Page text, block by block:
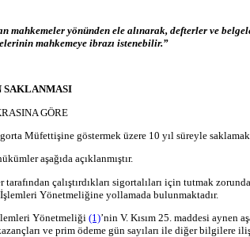
mahkemeler yönünden ele alınarak, defterler ve
mahkemeye ibrazı istenebilir.”
SAKLANMASI
GÖRE
Müfettişine göstermek üzere 10 yıl süreyle
aşağıda açıklanmıştır.
tarafından çalıştırdıkları sigortalıları için tutmak
Yönetmeliğine yollamada bulunmaktadır.
Yönetmeliği (1)’nin V. Kısım 25. maddesi
ve prim ödeme gün sayıları ile diğer